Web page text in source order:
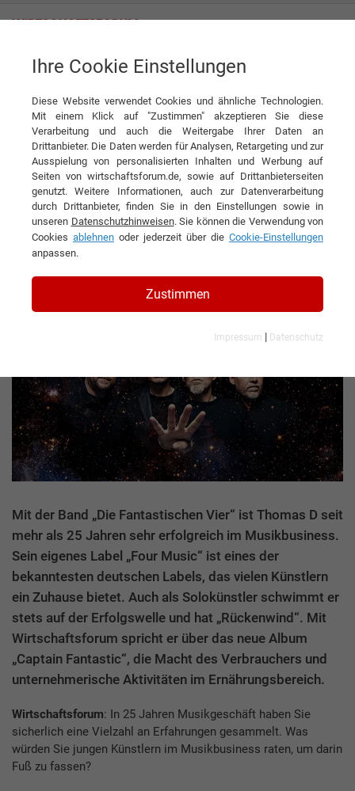
Interviews
Interview
DIESEN ARTIKEL EMPFEHLEN
Niemals Altes kopieren, sondern
neue Wege gehen
Interview mit Thomas D, Die Fantastischen
Vier
Mit der Band „Die Fantastischen Vier“ ist Thomas D seit
mehr als 25 Jahren sehr erfolgreich im Musikbusiness.
Sein eigenes Label „Four Music“ ist eines der
bekanntesten deutschen Labels, das vielen Künstlern
ein Zuhause bietet. Auch als Solokünstler schwimmt er
stets auf der Erfolgswelle und hat „Rückenwind“. Mit
Wirtschaftsforum spricht er über das neue Album
„Captain Fantastic“, die Macht des Verbrauchers und
unternehmerische Aktivitäten im Ernährungsbereich.
Wirtschaftsforum: In 25 Jahren Musikgeschäft haben Sie
sicherlich eine Vielzahl an Erfahrungen gesammelt. Was
würden Sie jungen Künstlern im Musikbusiness raten, um darin
Fuß zu fassen?
Ihre Cookie Einstellungen
Diese Website verwendet Cookies und ähnliche Technologien.
Mit einem Klick auf "Zustimmen" akzeptieren Sie diese
Verarbeitung und auch die Weitergabe Ihrer Daten an
Drittanbieter. Die Daten werden für Analysen, Retargeting und zur
Ausspielung von personalisierten Inhalten und Werbung auf
Seiten von wirtschaftsforum.de, sowie auf Drittanbieterseiten
genutzt. Weitere Informationen, auch zur Datenverarbeitung
durch Drittanbieter, finden Sie in den Einstellungen sowie in
unseren Datenschutzhinweisen. Sie können die Verwendung von
Cookies ablehnen oder jederzeit über die Cookie-Einstellungen
anpassen.
Zustimmen
Impressum | Datenschutz